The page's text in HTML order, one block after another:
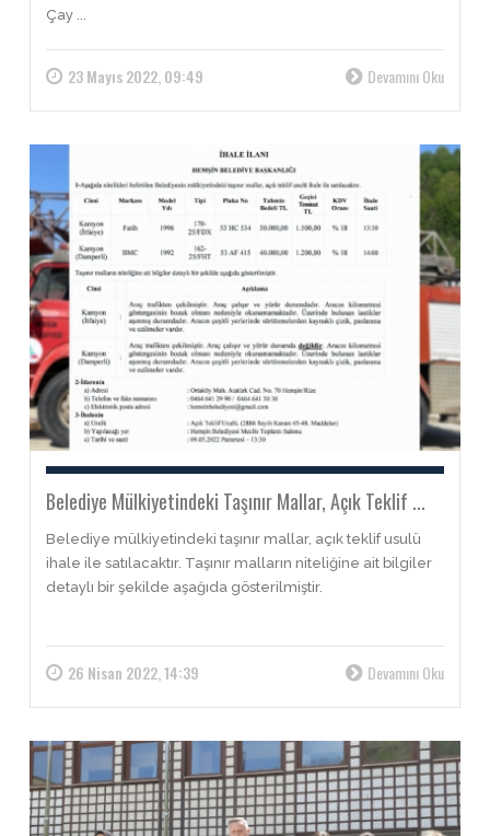
Çay ...
23 Mayıs 2022, 09:49 Devamını Oku
Belediye Mülkiyetindeki Taşınır Mallar, Açık Teklif ...
Belediye mülkiyetindeki taşınır mallar, açık teklif usulü
ihale ile satılacaktır. Taşınır malların niteliğine ait bilgiler
detaylı bir şekilde aşağıda gösterilmiştir.
26 Nisan 2022, 14:39 Devamını Oku